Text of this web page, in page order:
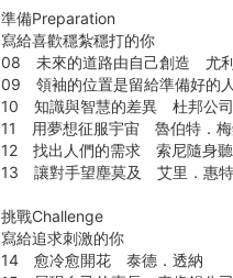
準備Preparation
寫給喜歡穩紮穩打的你
08 未來的道路由自己創造 尤
09 領袖的位置是留給準備好的
10 知識與智慧的差異 杜邦公司
11 用夢想征服宇宙 魯伯特．
12 找出人們的需求 索尼隨身聽
13 讓對手望塵莫及 艾里．惠
挑戰Challenge
寫給追求刺激的你
14 愈冷愈開花 泰德．透納